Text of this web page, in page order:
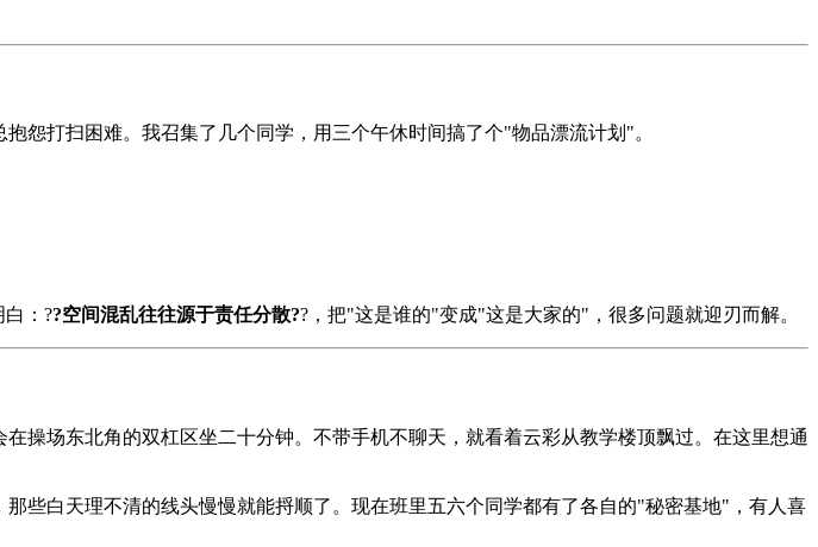
怨打扫困难。我召集了几个同学，用三个午休时间搞了个"物品漂流计划"。
：??空间混乱往往源于责任分散??，把"这是谁的"变成"这是大家的"，很多问题就迎刃而解。
操场东北角的双杠区坐二十分钟。不带手机不聊天，就看着云彩从教学楼顶飘过。在这里想通
些白天理不清的线头慢慢就能捋顺了。现在班里五六个同学都有了各自的"秘密基地"，有人喜